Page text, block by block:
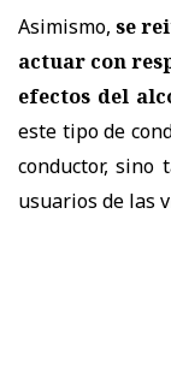
Asimismo,se
actuar con
efectos del
este tipo de
conductor, sino
usuarios de las